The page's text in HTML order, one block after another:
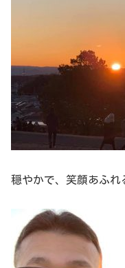
穏やかで、笑顔あふれ